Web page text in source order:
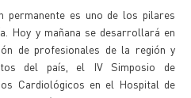
permanente es uno de los pilares
Hoy y mañana se desarrollará en
de profesionales de la región y
del país, el IV Simposio de
Cardiológicos en el Hospital de